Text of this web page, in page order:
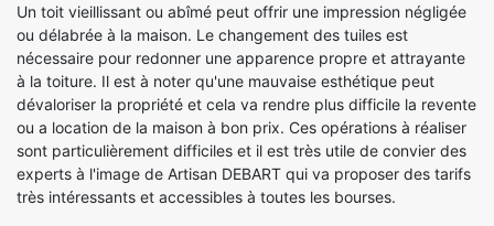
Un toit vieillissant ou abîmé peut offrir une impression négligée
ou délabrée à la maison. Le changement des tuiles est
nécessaire pour redonner une apparence propre et attrayante
à la toiture. Il est à noter qu'une mauvaise esthétique peut
dévaloriser la propriété et cela va rendre plus difficile la revente
ou a location de la maison à bon prix. Ces opérations à réaliser
sont particulièrement difficiles et il est très utile de convier des
experts à l'image de Artisan DEBART qui va proposer des tarifs
très intéressants et accessibles à toutes les bourses.